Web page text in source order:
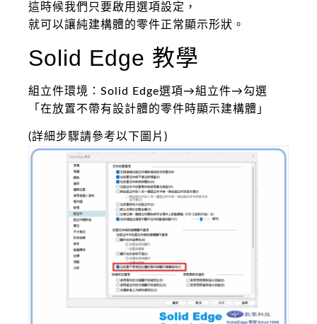
這時候我們只要啟用選項設定，
就可以讓純建構體的零件正常顯示形狀。
Solid Edge 教學
組立件環境：Solid Edge選項→組立件→勾選
「在放置不帶有設計體的零件時顯示建構體」
(詳細步驟請參考以下圖片)